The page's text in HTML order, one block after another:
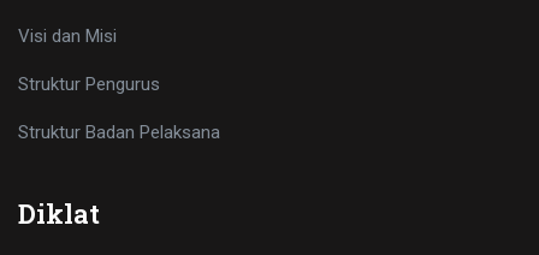
Visi dan Misi
Struktur Pengurus
Struktur Badan Pelaksana
Diklat